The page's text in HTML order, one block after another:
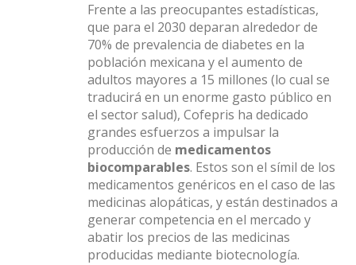
Frente a las preocupantes estadísticas,
que para el 2030 deparan alrededor de
70% de prevalencia de diabetes en la
población mexicana y el aumento de
adultos mayores a 15 millones (lo cual se
traducirá en un enorme gasto público en
el sector salud), Cofepris ha dedicado
grandes esfuerzos a impulsar la
producción de medicamentos
biocomparables. Estos son el símil de los
medicamentos genéricos en el caso de las
medicinas alopáticas, y están destinados a
generar competencia en el mercado y
abatir los precios de las medicinas
producidas mediante biotecnología.